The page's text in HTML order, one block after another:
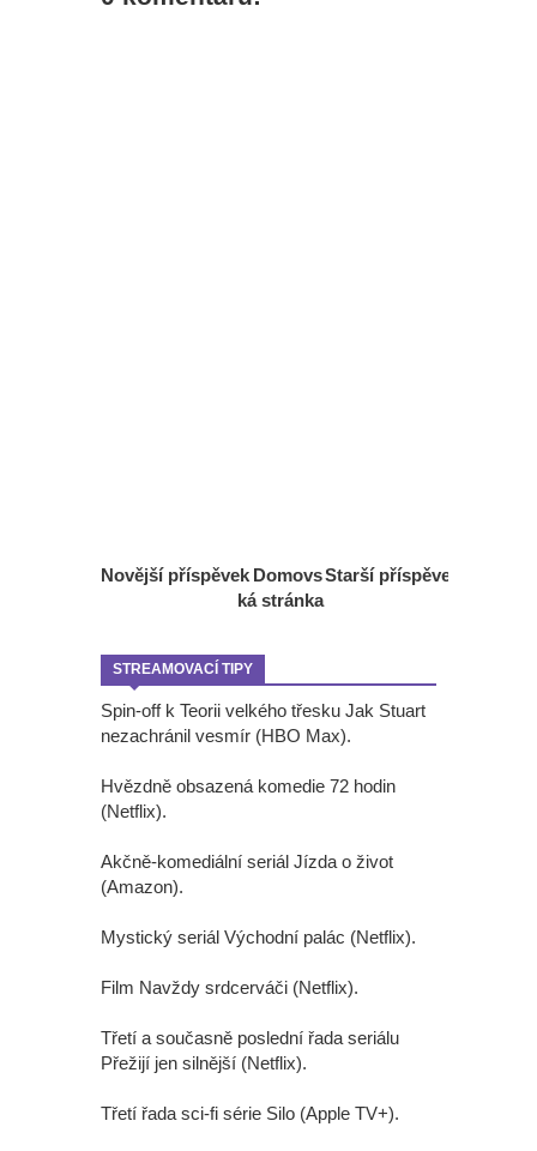
Novější příspěvek Starší příspěvek
Domovs
ká stránka
STREAMOVACÍ TIPY
Spin-off k Teorii velkého třesku Jak Stuart
nezachránil vesmír (HBO Max).
Hvězdně obsazená komedie 72 hodin
(Netflix).
Akčně-komediální seriál Jízda o život
(Amazon).
Mystický seriál Východní palác (Netflix).
Film Navždy srdcerváči (Netflix).
Třetí a současně poslední řada seriálu
Přežijí jen silnější (Netflix).
Třetí řada sci-fi série Silo (Apple TV+).